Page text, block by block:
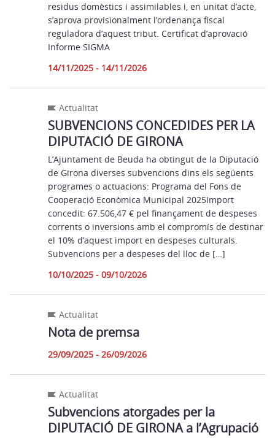
residus domèstics i assimilables i, en unitat d’acte,
s’aprova provisionalment l’ordenança fiscal
reguladora d’aquest tribut. Certificat d’aprovació
Informe SIGMA
14/11/2025 - 14/11/2026
Actualitat
SUBVENCIONS CONCEDIDES PER LA
DIPUTACIÓ DE GIRONA
L’Ajuntament de Beuda ha obtingut de la Diputació
de Girona diverses subvencions dins els següents
programes o actuacions: Programa del Fons de
Cooperació Econòmica Municipal 2025Import
concedit: 67.506,47 € pel finançament de despeses
corrents o inversions amb el compromís de destinar
el 10% d’aquest import en despeses culturals.
Subvencions per a despeses del lloc de […]
10/10/2025 - 09/10/2026
Actualitat
Nota de premsa
29/09/2025 - 26/09/2026
Actualitat
Subvencions atorgades per la
DIPUTACIÓ DE GIRONA a l’Agrupació